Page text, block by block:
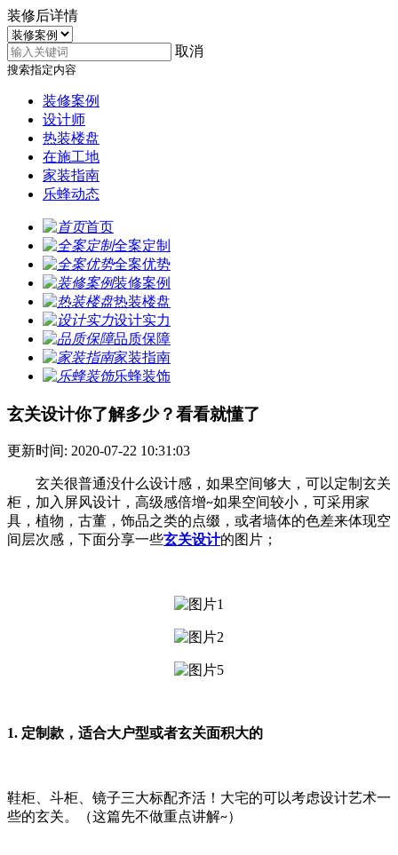
装修后详情
取消
搜索指定内容
装修案例
设计师
热装楼盘
在施工地
家装指南
乐蜂动态
首页
全案定制
全案优势
装修案例
热装楼盘
设计实力
品质保障
家装指南
乐蜂装饰
玄关设计你了解多少？看看就懂了
更新时间: 2020-07-22 10:31:03
玄关很普通没什么设计感，如果空间够大，可以定制玄关
柜，加入屏风设计，高级感倍增~如果空间较小，可采用家
具，植物，古董，饰品之类的点缀，或者墙体的色差来体现空
间层次感，下面分享一些玄关设计的图片；
1. 定制款，适合大户型或者玄关面积大的
鞋柜、斗柜、镜子三大标配齐活！大宅的可以考虑设计艺术一
些的玄关。（这篇先不做重点讲解~）